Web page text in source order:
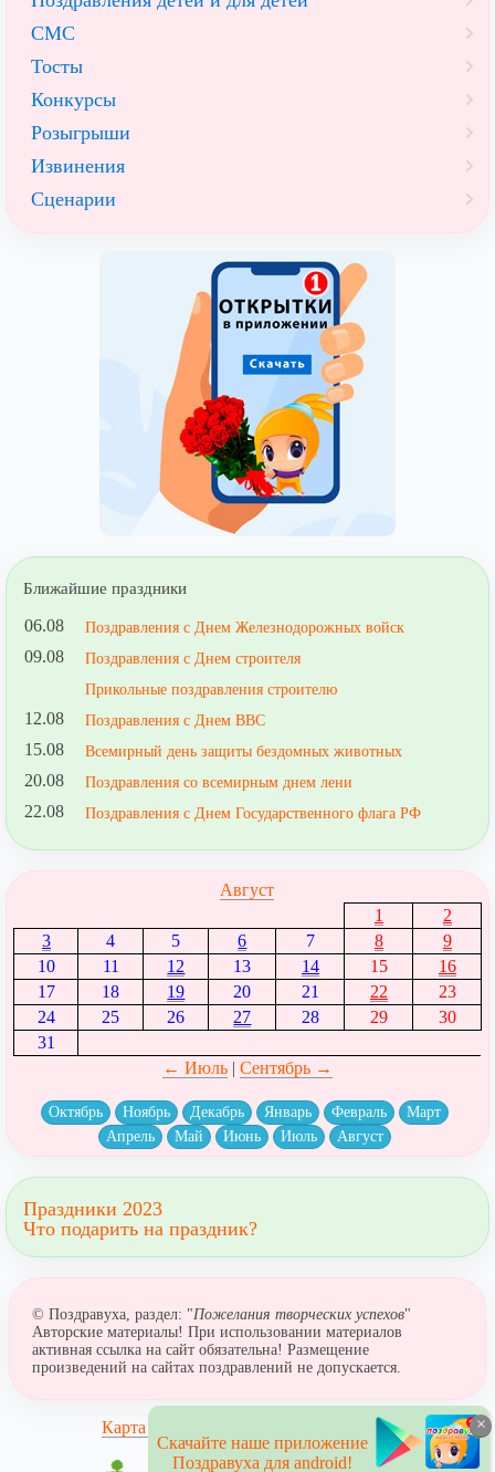
СМС
Тосты
Конкурсы
Розыгрыши
Извинения
Сценарии
Ближайшие праздники
06.08 Поздравления с Днем Железнодорожных войск
09.08
Поздравления с Днем строителя
Прикольные поздравления строителю
12.08 Поздравления с Днем ВВС
15.08 Всемирный день защиты бездомных животных
20.08 Поздравления со всемирным днем лени
22.08 Поздравления с Днем Государственного флага РФ
Август
1
2
3
4 5 6 7 8
9
10
11 12 13 14 15
16
17
18 19 20 21 22
23
24
25 26 27 28 29
30
31
← Июль| Сентябрь →
Октябрь Ноябрь Декабрь Январь Февраль
Март
Апрель
Май Июнь Июль Август
Праздники 2023
Что подарить на праздник?
© Поздравуха, раздел: "Пожелания творческих успехов"
Авторские материалы! При использовании материалов
активная ссылка на сайт обязательна! Размещение
произведений на сайтах поздравлений не допускается.
Карта сайта
×
Скачайте наше приложение
Поздравуха для android!